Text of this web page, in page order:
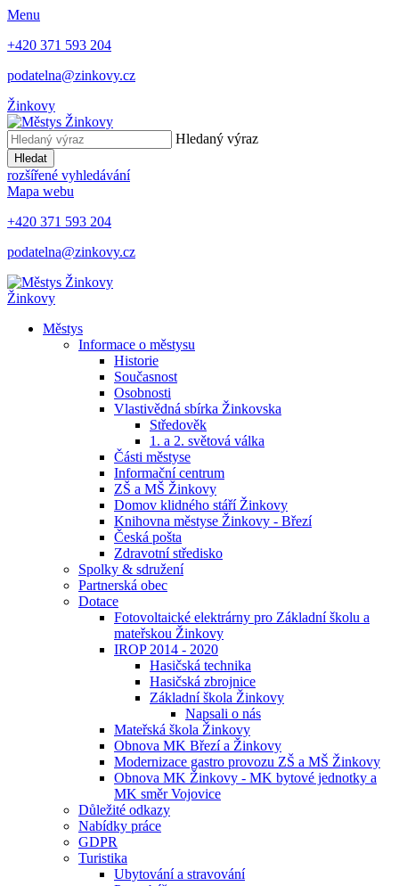
Menu
+420 371 593 204
podatelna@zinkovy.cz
Žinkovy
Hledaný výraz
Hledat
rozšířené vyhledávání
Mapa webu
+420 371 593 204
podatelna@zinkovy.cz
Žinkovy
Městys
Informace o městysu
Historie
Současnost
Osobnosti
Vlastivědná sbírka Žinkovska
Středověk
1. a 2. světová válka
Části městyse
Informační centrum
ZŠ a MŠ Žinkovy
Domov klidného stáří Žinkovy
Knihovna městyse Žinkovy - Březí
Česká pošta
Zdravotní středisko
Spolky & sdružení
Partnerská obec
Dotace
Fotovoltaické elektrárny pro Základní školu a
mateřskou Žinkovy
IROP 2014 - 2020
Hasičská technika
Hasičská zbrojnice
Základní škola Žinkovy
Napsali o nás
Mateřská škola Žinkovy
Obnova MK Březí a Žinkovy
Modernizace gastro provozu ZŠ a MŠ Žinkovy
Obnova MK Žinkovy - MK bytové jednotky a
MK směr Vojovice
Důležité odkazy
Nabídky práce
GDPR
Turistika
Ubytování a stravování